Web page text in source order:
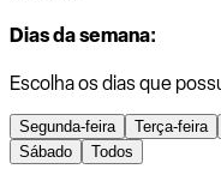
Dias da semana:
Escolha os dias que
Segunda-feira Terça-feira
Sábado
Todos